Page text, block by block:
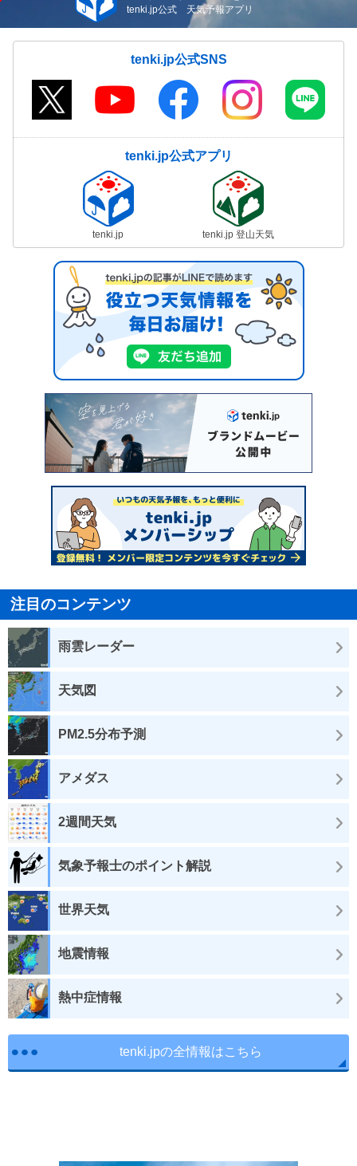
tenki.jp公式 天気予報アプリ
tenki.jp公式SNS
tenki.jp公式アプリ
tenki.jp tenki.jp 登山天気
注目のコンテンツ
雨雲レーダー
天気図
PM2.5分布予測
アメダス
2週間天気
気象予報士のポイント解説
世界天気
地震情報
熱中症情報
tenki.jpの全情報はこちら